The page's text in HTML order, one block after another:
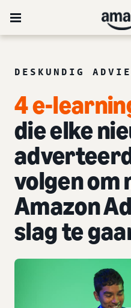
DESKUNDIG
4 e-
die elke
volgen om
Amazon
slag te